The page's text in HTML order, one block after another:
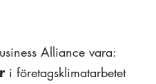
Alliance vara:
i företagsklimatarbetet